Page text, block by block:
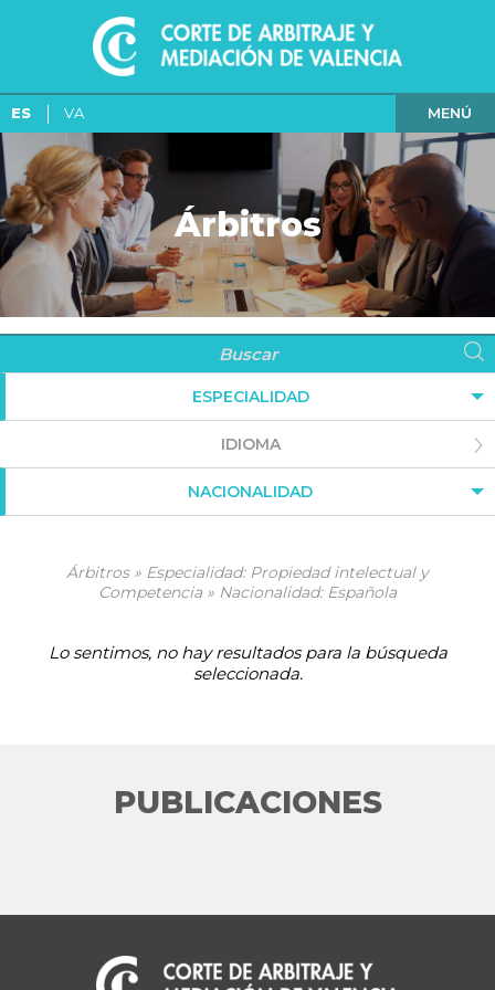
ES VA MENÚ
Árbitros
ESPECIALIDAD
IDIOMA
NACIONALIDAD
Árbitros » Especialidad: Propiedad intelectual y
Competencia » Nacionalidad: Española
Lo sentimos, no hay resultados para la búsqueda
seleccionada.
PUBLICACIONES